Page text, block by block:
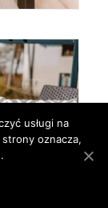
usługi na
oznacza,